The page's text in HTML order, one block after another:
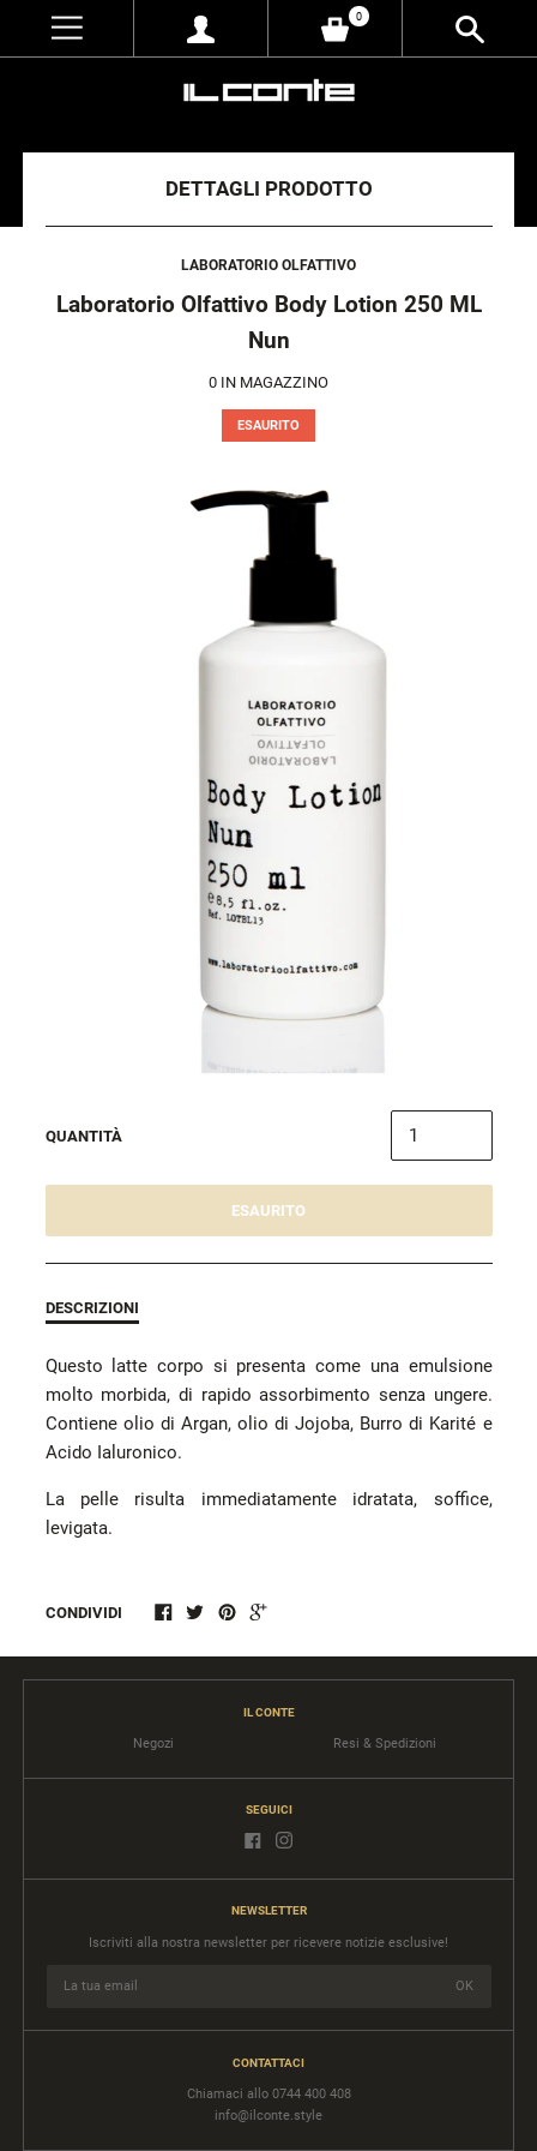
0
DETTAGLI PRODOTTO
LABORATORIO OLFATTIVO
Laboratorio Olfattivo Body Lotion 250 ML
Nun
0 IN MAGAZZINO
ESAURITO
QUANTITÀ
ESAURITO
DESCRIZIONI
Questo latte corpo si presenta come una emulsione
molto morbida, di rapido assorbimento senza ungere.
Contiene olio di Argan, olio di Jojoba, Burro di Karité e
Acido Ialuronico.
La pelle risulta immediatamente idratata, soffice,
levigata.
CONDIVIDI
IL CONTE
Negozi Resi & Spedizioni
SEGUICI
NEWSLETTER
Iscriviti alla nostra newsletter per ricevere notizie esclusive!
CONTATTACI
Chiamaci allo 0744 400 408
info@ilconte.style